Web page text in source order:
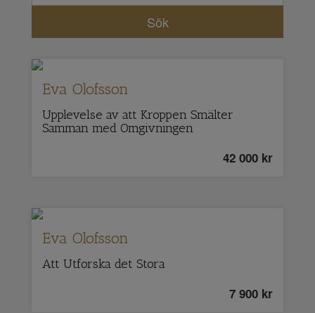
Eva Olofsson
Upplevelse av att Kroppen Smälter
Samman med Omgivningen
42 000 kr
Eva Olofsson
Att Utforska det Stora
7 900 kr